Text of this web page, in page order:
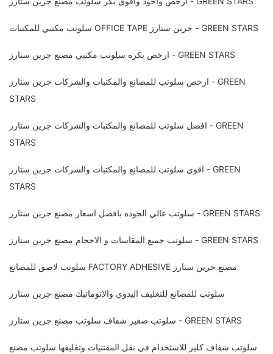
سلوتب مكتبي للمكتبات OFFICE TAPE جرين ستارز - GREEN STARS
ارخص بكره سلوتب مكتبي مصنع جرين ستارز - GREEN STARS
ارخص سلوتب للمصانع والمكتبات والشركات جرين ستارز - GREEN
STARS
افضل سلوتب للمصانع والمكتبات والشركات جرين ستارز - GREEN
STARS
اقوي سلوتب للمصانع والمكتبات والشركات جرين ستارز - GREEN
STARS
سلوتب عالي الجوده بافضل اسعار مصنع جرين ستارز - GREEN STARS
سلوتب جميع المقاسات و الاحجام مصنع جرين ستارز - GREEN STARS
سلوتب لاصق للمصانع FACTORY ADHESIVE مصنع جرين ستارز
سلوتب للمصانع للتغليف اليدوي والاتوماتيك مصنع جرين ستارز
سلوتب صغير شفاف سلوتب مصنع جرين ستارز - GREEN STARS
سلوتب شفاف كلير للاستخدام في نقل المقتنيات وتغليفها سلوتب مصنع